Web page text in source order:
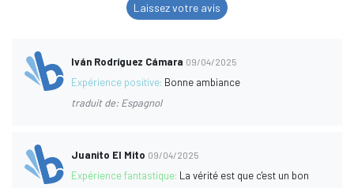
Laissez votre avis
Iván Rodríguez Cámara 09/04/2025
Expérience positive: Bonne ambiance
traduit de: Espagnol
Juanito El Mito 09/04/2025
Expérience fantastique: La vérité est que c'est un bon